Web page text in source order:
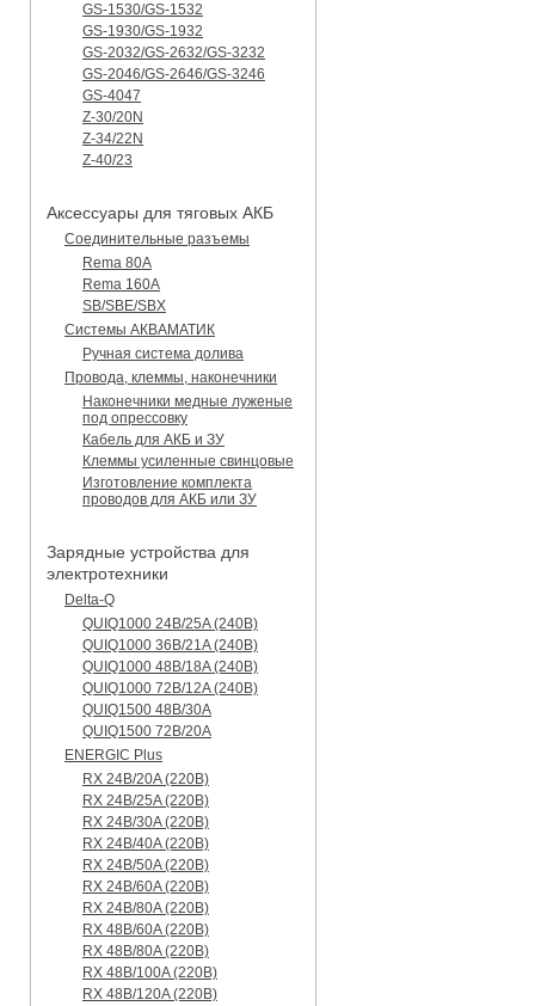
GS-1530/GS-1532
GS-1930/GS-1932
GS-2032/GS-2632/GS-3232
GS-2046/GS-2646/GS-3246
GS-4047
Z-30/20N
Z-34/22N
Z-40/23
Аксессуары для тяговых АКБ
Соединительные разъемы
Rema 80A
Rema 160A
SB/SBE/SBX
Системы АКВАМАТИК
Ручная система долива
Провода, клеммы, наконечники
Наконечники медные луженые
под опрессовку
Кабель для АКБ и ЗУ
Клеммы усиленные свинцовые
Изготовление комплекта
проводов для АКБ или ЗУ
Зарядные устройства для
электротехники
Delta-Q
QUIQ1000 24B/25A (240B)
QUIQ1000 36B/21A (240B)
QUIQ1000 48B/18A (240B)
QUIQ1000 72B/12A (240B)
QUIQ1500 48B/30A
QUIQ1500 72B/20A
ENERGIC Plus
RX 24B/20A (220B)
RX 24B/25A (220B)
RX 24B/30A (220B)
RX 24B/40A (220B)
RX 24B/50A (220B)
RX 24B/60A (220B)
RX 24B/80A (220B)
RX 48B/60A (220B)
RX 48B/80A (220B)
RX 48B/100A (220B)
RX 48B/120A (220B)